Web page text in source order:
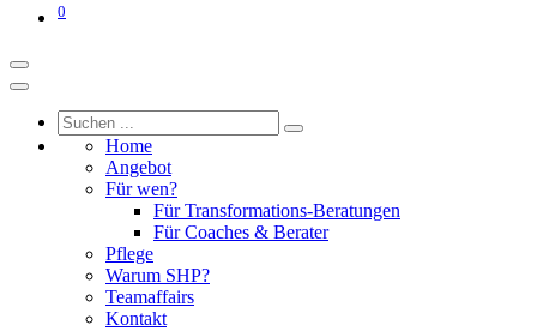
0
Home
Angebot
Für wen?
Für Transformations-Beratungen
Für Coaches & Berater
Pflege
Warum SHP?
Teamaffairs
Kontakt